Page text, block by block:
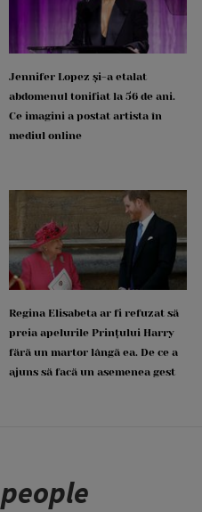
Jennifer Lopez și-a etalat
abdomenul tonifiat la 56 de ani.
Ce imagini a postat artista în
mediul online
Regina Elisabeta ar fi refuzat să
preia apelurile Prințului Harry
fără un martor lângă ea. De ce a
ajuns să facă un asemenea gest
people